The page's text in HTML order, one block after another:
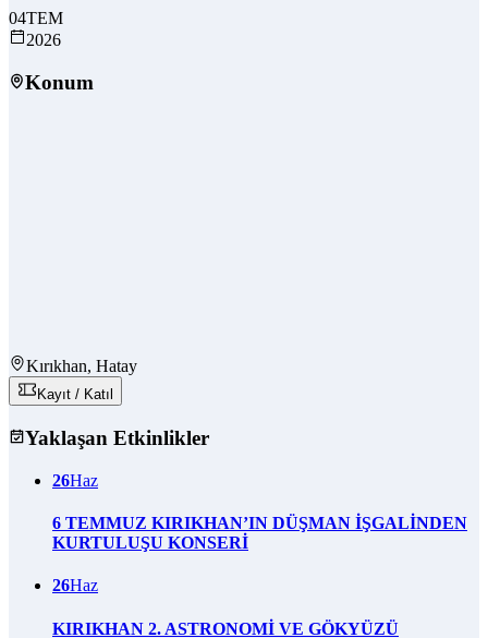
04TEM
2026
Konum
Kırıkhan, Hatay
Kayıt / Katıl
Yaklaşan Etkinlikler
26Haz
6 TEMMUZ KIRIKHAN’IN DÜŞMAN İŞGALİNDEN
KURTULUŞU KONSERİ
26Haz
KIRIKHAN 2. ASTRONOMİ VE GÖKYÜZÜ